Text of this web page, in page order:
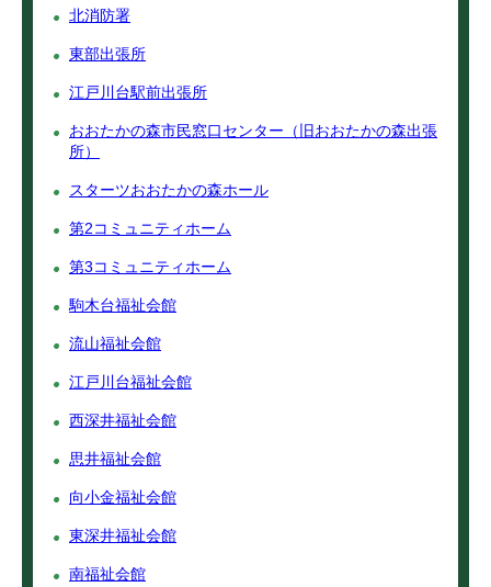
北消防署
東部出張所
江戸川台駅前出張所
おおたかの森市民窓口センター（旧おおたかの森出張
所）
スターツおおたかの森ホール
第2コミュニティホーム
第3コミュニティホーム
駒木台福祉会館
流山福祉会館
江戸川台福祉会館
西深井福祉会館
思井福祉会館
向小金福祉会館
東深井福祉会館
南福祉会館